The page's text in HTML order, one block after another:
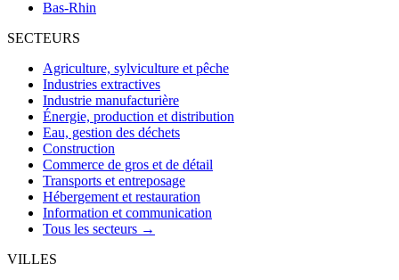
Bas-Rhin
SECTEURS
Agriculture, sylviculture et pêche
Industries extractives
Industrie manufacturière
Énergie, production et distribution
Eau, gestion des déchets
Construction
Commerce de gros et de détail
Transports et entreposage
Hébergement et restauration
Information et communication
Tous les secteurs →
VILLES